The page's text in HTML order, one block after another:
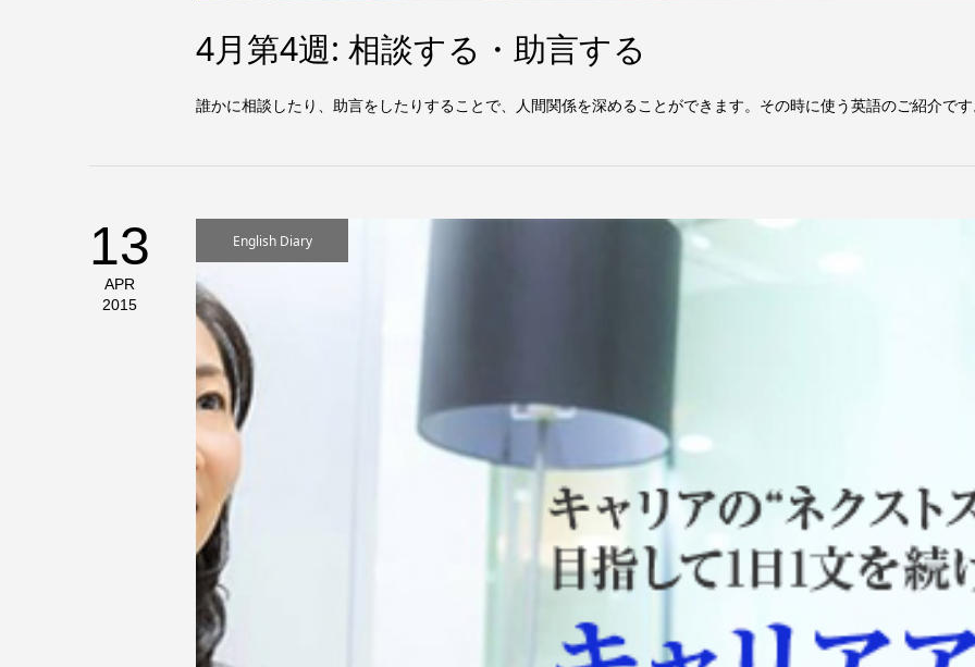
4月第4週: 相談する・助言する
誰かに相談したり、助言をしたりすることで、人間関係を深めることができます。その時に使う英語のご紹介で
13
APR
2015
English Diary